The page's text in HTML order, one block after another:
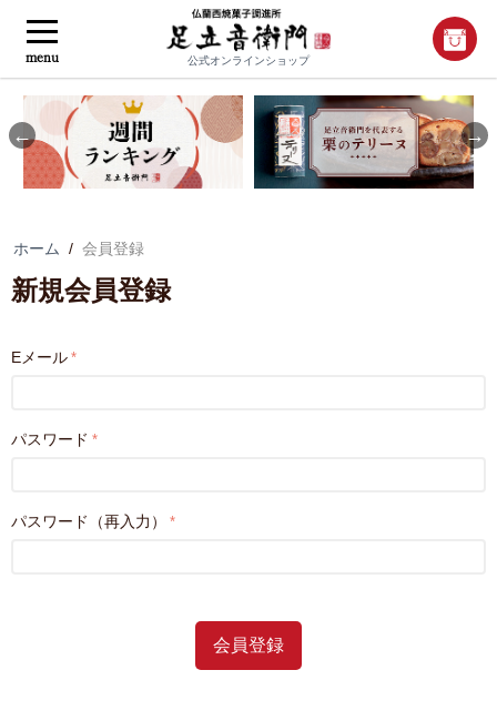
menu 公式オンラインショップ
Previous
ホーム / 会員登録
新規会員登録
Eメール
パスワード
パスワード（再入力）
会員登録